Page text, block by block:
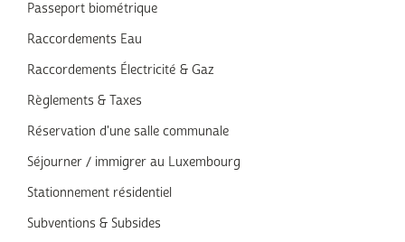
Passeport biométrique
Raccordements Eau
Raccordements Électricité & Gaz
Règlements & Taxes
Réservation d'une salle communale
Séjourner / immigrer au Luxembourg
Stationnement résidentiel
Subventions & Subsides